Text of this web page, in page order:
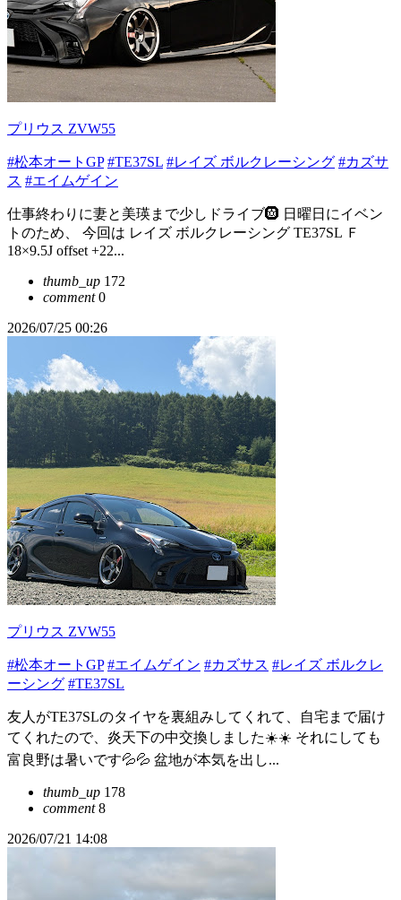
プリウス ZVW55
#松本オートGP #TE37SL #レイズ ボルクレーシング #カズサ
ス #エイムゲイン
仕事終わりに妻と美瑛まで少しドライブ🛞 日曜日にイベン
トのため、 今回は レイズ ボルクレーシング TE37SL Ｆ
18×9.5J offset +22...
thumb_up 172
comment0
2026/07/25 00:26
プリウス ZVW55
#松本オートGP #エイムゲイン #カズサス #レイズ ボルクレ
ーシング #TE37SL
友人がTE37SLのタイヤを裏組みしてくれて、自宅まで届け
てくれたので、炎天下の中交換しました☀️☀️ それにしても
富良野は暑いです💦💦 盆地が本気を出し...
thumb_up 178
comment8
2026/07/21 14:08